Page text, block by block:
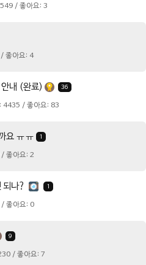
/ 좋아요: 3
좋아요: 4
안내 (완료) 36
/ 좋아요: 83
요 ㅠㅠ 1
좋아요: 2
되나? 1
좋아요: 0
9
/ 좋아요: 7